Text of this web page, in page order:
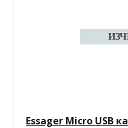
Essager Micro USB